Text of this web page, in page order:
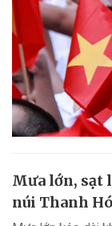
Mưa lớn, sạt
núi Thanh